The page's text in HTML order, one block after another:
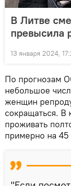
В Литве
превысила
13 января 2024,
По прогнозам
небольшое
женщин
сокращаться. В
проживать
примерно на